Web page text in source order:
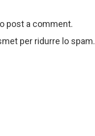
post a comment.
per ridurre lo spam.